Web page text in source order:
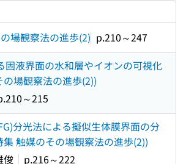
場観察法の進歩(2) p.210～247
固液界面の水和層やイオンの可視化
場観察法の進歩(2))
～215
分光法による擬似生体膜界面の分
触媒のその場観察法の進歩(2))
俊
p.216～222